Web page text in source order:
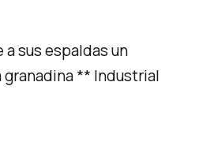
sus espaldas un
granadina ** Industrial